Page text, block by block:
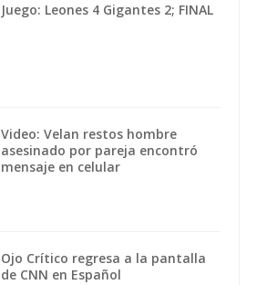
Juego: Leones 4 Gigantes 2; FINAL
Video: Velan restos hombre
asesinado por pareja encontró
mensaje en celular
Ojo Crítico regresa a la pantalla
de CNN en Español